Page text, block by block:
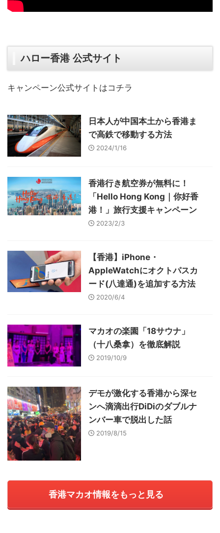
ハロー香港 公式サイト
キャンペーン公式サイトはコチラ
日本人が中国本土から香港ま
で高鉄で移動する方法
2024/1/16
香港行き航空券が無料に！
「Hello Hong Kong｜你好香
港！」旅行支援キャンペーン
2023/2/3
【香港】iPhone・
AppleWatchにオクトパスカ
ード(八達通)を追加する方法
2020/6/4
マカオの楽園「18サウナ」
（十八桑拿）を徹底解説
2019/10/9
デモが激化する香港から深セ
ンへ滴滴出行DiDiのダブルナ
ンバー車で脱出した話
2019/8/15
香港マカオ情報をもっと見る